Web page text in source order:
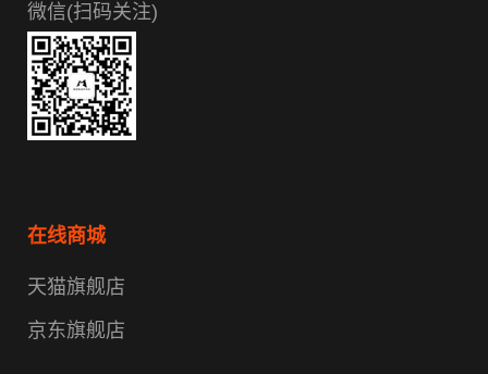
微信(扫码关注)
在线商城
天猫旗舰店
京东旗舰店